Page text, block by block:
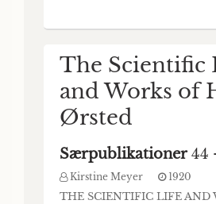
The Scientific
and Works of
Ørsted
Særpublikationer44
Kirstine Meyer 1920
THE SCIENTIFIC LIFE AND